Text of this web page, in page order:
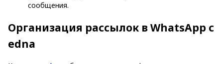
сообщения.
Организация рассылок в WhatsApp с
edna